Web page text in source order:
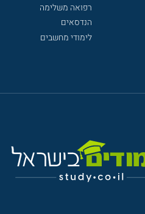
רפואה משלימה
הנדסאים
לימודי מחשבים